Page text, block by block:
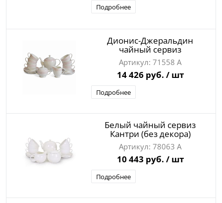
Подробнее
Дионис-Джеральдин
чайный сервиз
71558 А
14 426 руб. / шт
Подробнее
Белый чайный сервиз
Кантри (без декора)
78063 А
10 443 руб. / шт
Подробнее